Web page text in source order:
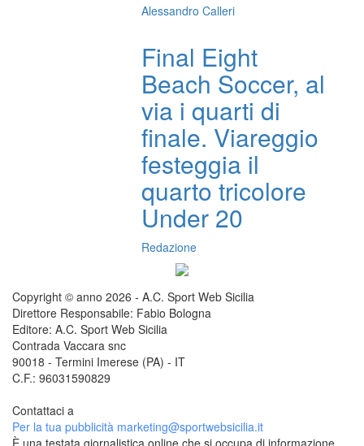
Alessandro Calleri
Final Eight
Beach Soccer, al
via i quarti di
finale. Viareggio
festeggia il
quarto tricolore
Under 20
Redazione
Copyright © anno 2026 - A.C. Sport Web Sicilia
Direttore Responsabile: Fabio Bologna
Editore: A.C. Sport Web Sicilia
Contrada Vaccara snc
90018 - Termini Imerese (PA) - IT
C.F.: 96031590829
Contattaci a
Per la tua pubblicità marketing@sportwebsicilia.it